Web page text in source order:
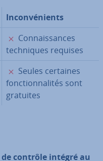
In­con­vé­nients
✗
Con­nais­sances
tech­niques requises
✗
Seules certaines
fonc­tion­na­li­tés sont
gratuites
contrôle intégré au